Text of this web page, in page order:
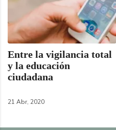
Entre la vigilancia total
y la educación
ciudadana
21 Abr, 2020